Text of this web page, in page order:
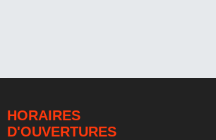
HORAIRES
D'OUVERTURES